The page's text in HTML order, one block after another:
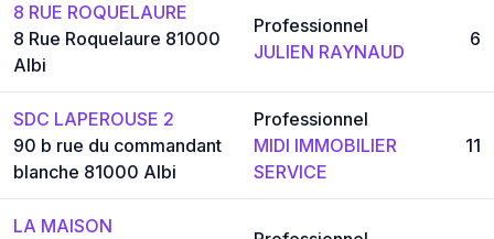
8 RUE ROQUELAURE
8 Rue Roquelaure 81000
Albi
Professionnel
JULIEN RAYNAUD
6
SDC LAPEROUSE 2
90 b rue du commandant
blanche 81000 Albi
Professionnel
MIDI IMMOBILIER
SERVICE
11
LA MAISON